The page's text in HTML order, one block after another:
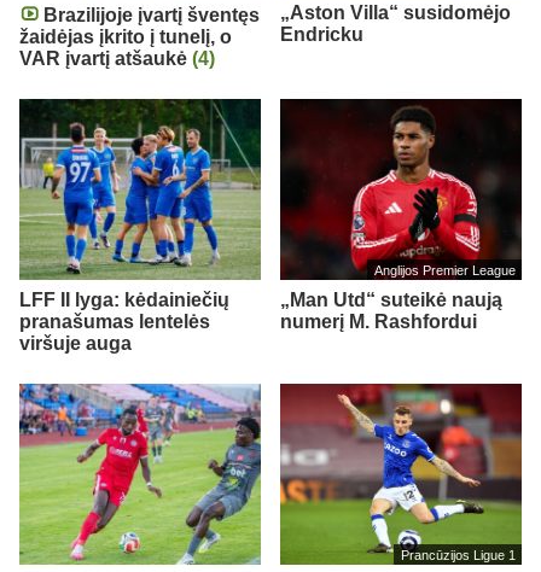
Brazilijoje įvartį šventęs
žaidėjas įkrito į tunelį, o
VAR įvartį atšaukė (4)
„Aston Villa“ susidomėjo
Endricku
LFF II lyga: kėdainiečių
pranašumas lentelės
viršuje auga
Anglijos Premier League
„Man Utd“ suteikė naują
numerį M. Rashfordui
Prancūzijos Ligue 1